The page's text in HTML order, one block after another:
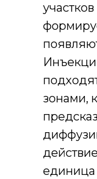
участков
зонами,
единица